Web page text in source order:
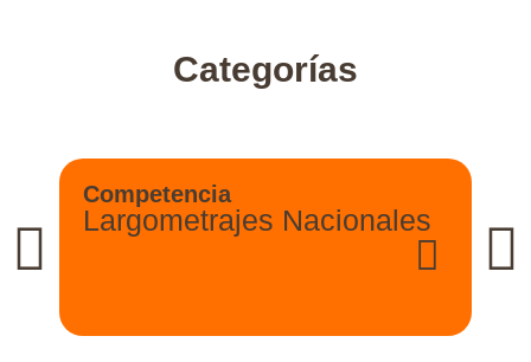
Categorías
Competencia
Largometrajes Nacionales